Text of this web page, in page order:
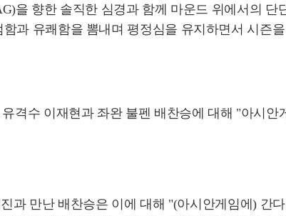
을 향한 솔직한 심경과 함께 마운드 위에서의 단
과 유쾌함을 뽐내며 평정심을 유지하면서 시즌
격수 이재현과 좌완 불펜 배찬승에 대해 "아시
과 만난 배찬승은 이에 대해 "(아시안게임에) 간